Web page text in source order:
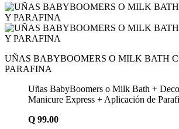
UÑAS BABYBOOMERS O MILK BATH
PARAFINA
Uñas BabyBoomers o Milk Bath +
Manicure Express + Aplicación de
Q 99.00